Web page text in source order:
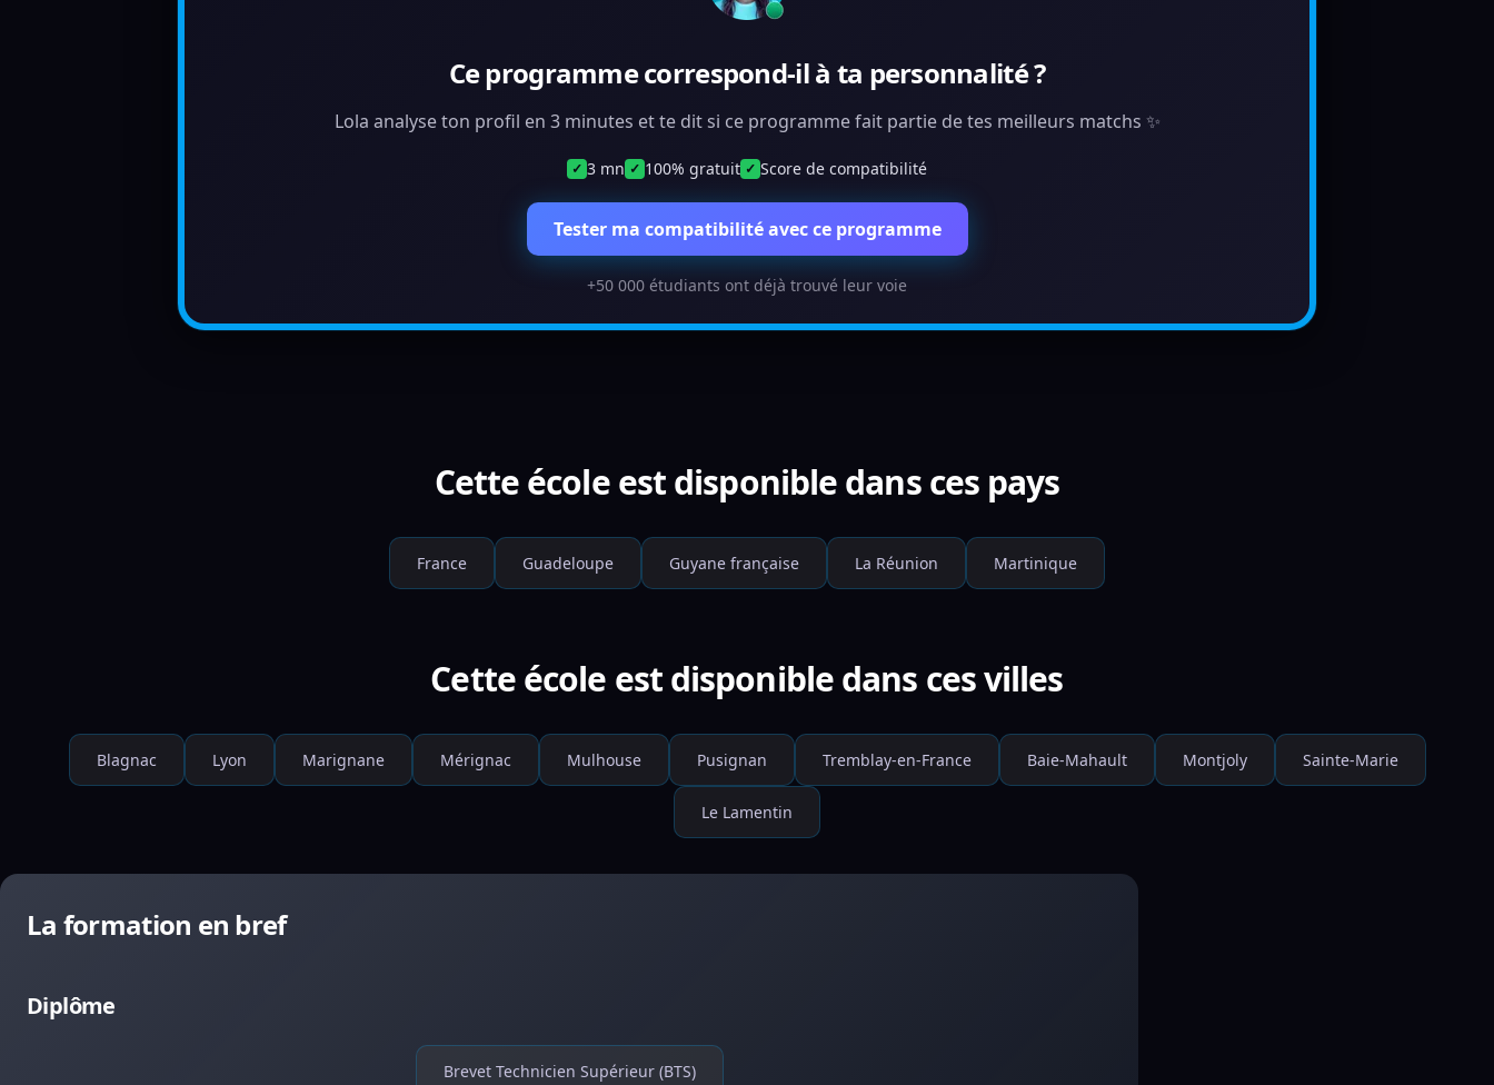
Ce programme correspond-il à ta personnalité ?
Lola analyse ton profil en 3 minutes et te dit si ce programme fait partie de tes meilleurs matchs ✨
✓ 3 mn ✓ 100% gratuit ✓ Score de compatibilité
Tester ma compatibilité avec ce programme
+50 000 étudiants ont déjà trouvé leur voie
Cette école est disponible dans ces pays
France Guadeloupe Guyane française La Réunion Martinique
Cette école est disponible dans ces villes
Blagnac Lyon Marignane Mérignac Mulhouse Pusignan Tremblay-en-France Baie-Mahault Montjoly Sainte-Marie
Le Lamentin
La formation en bref
Diplôme
Brevet Technicien Supérieur (BTS)